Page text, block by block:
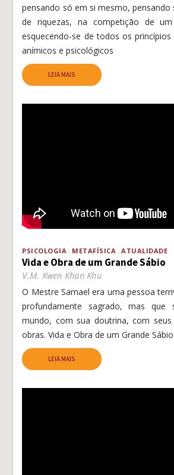
pensando só em si mesmo, pensando
de riquezas, na competição de
esquecendo-se de todos os
anímicos e psicológicos
LEIA MAIS
PSICOLOGIA METAFÍSICA ATUALIDADE
Vida e Obra de um Grande Sábio
V.M. Kwen Khan Khu
O Mestre Samael era uma pessoa
profundamente sagrado, mas que
mundo, com sua doutrina, com
obras. Vida e Obra de um Grande Sábio
LEIA MAIS